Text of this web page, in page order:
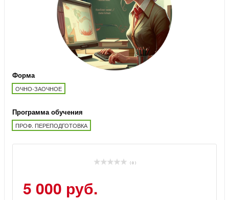
Форма
ОЧНО-ЗАОЧНОЕ
Программа обучения
ПРОФ. ПЕРЕПОДГОТОВКА
( 0 )
5 000 руб.